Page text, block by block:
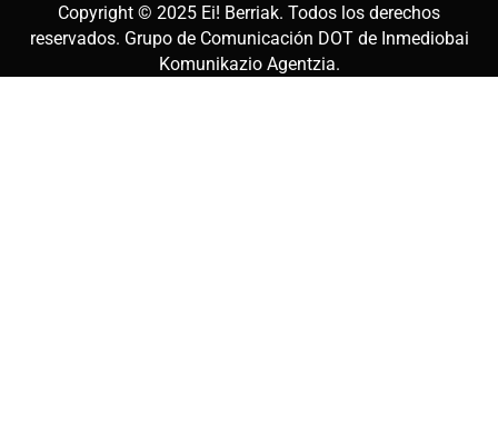
Copyright © 2025 Ei! Berriak. Todos los derechos
reservados. Grupo de Comunicación DOT de Inmediobai
Komunikazio Agentzia.